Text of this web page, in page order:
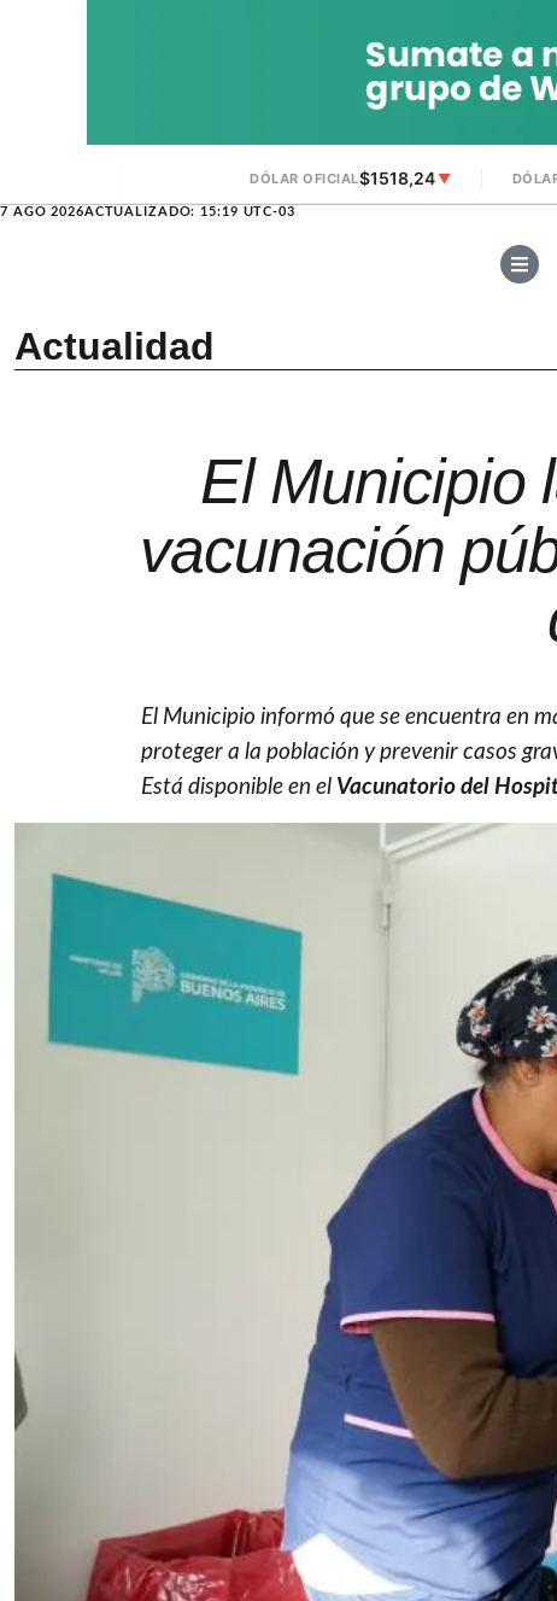
DÓLAR OFICIAL$1518,24▼
7 AGO 2026ACTUALIZADO: 15:19 UTC-03
Actualidad
El Municipio
vacunación
El Municipio informó que se encuentra en
proteger a la población y prevenir casos
Está disponible en el Vacunatorio del